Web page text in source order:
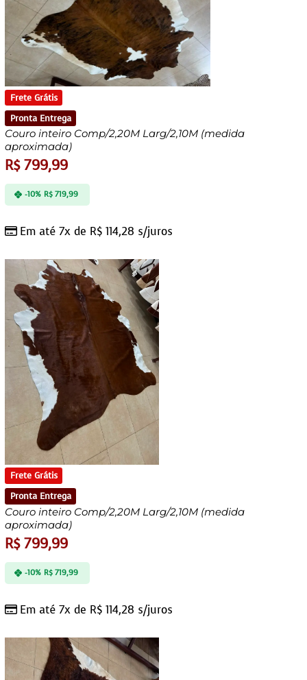
Frete Grátis
Pronta Entrega
Couro inteiro Comp/2,20M Larg/2,10M (medida
aproximada)
R$799,99
Em até 7x de R$ 114,28 s/juros
-10% R$719,99
Frete Grátis
Pronta Entrega
Couro inteiro Comp/2,20M Larg/2,10M (medida
aproximada)
R$799,99
Em até 7x de R$ 114,28 s/juros
-10% R$719,99